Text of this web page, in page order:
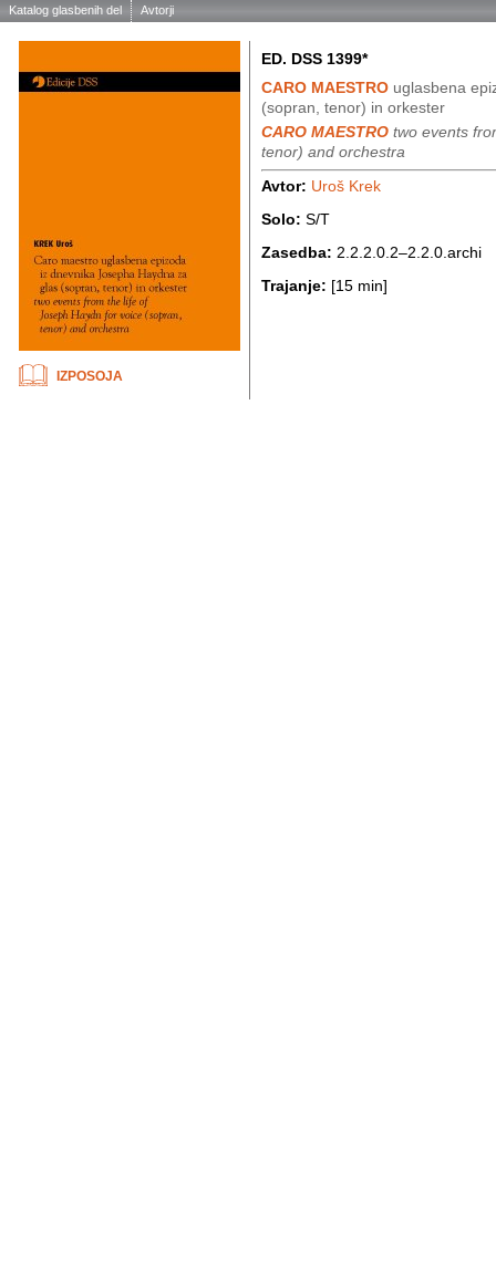
Katalog glasbenih del Avtorji
IZPOSOJA
ED. DSS 1399*
CARO MAESTRO uglasbena
(sopran, tenor) in orkester
CARO MAESTRO two events
tenor) and orchestra
Avtor: Uroš Krek
Solo: S/T
Zasedba: 2.2.2.0.2–2.2.0.archi
Trajanje: [15 min]